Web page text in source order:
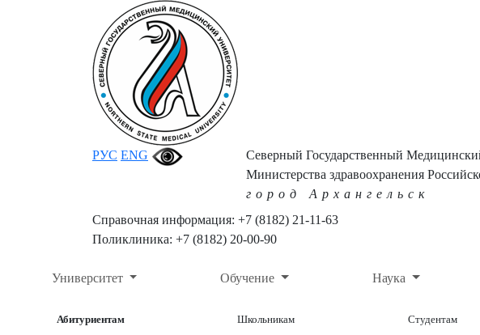
РУС ENG
Северный Государственный
Министерства здравоохранения
город Архангельск
Справочная информация: +7 (8182) 21-11-63
Поликлиника: +7 (8182) 20-00-90
Университет Обучение Наука
Абитуриентам Школьникам Студентам